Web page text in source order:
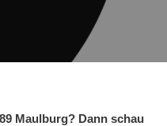
Maulburg? Dann schau